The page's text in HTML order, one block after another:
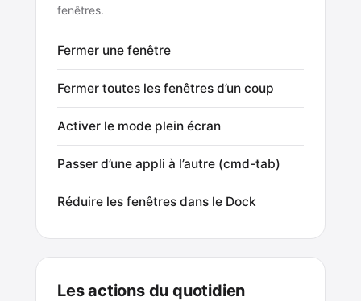
fenêtres.
Fermer une fenêtre
Fermer toutes les fenêtres d’un coup
Activer le mode plein écran
Passer d’une appli à l’autre (cmd-tab)
Réduire les fenêtres dans le Dock
Les actions du quotidien